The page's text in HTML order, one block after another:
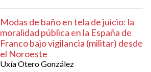
Modas de baño en tela de juicio: la
moralidad pública en la España de
Franco bajo vigilancia (militar) desde
el Noroeste
Uxía Otero González